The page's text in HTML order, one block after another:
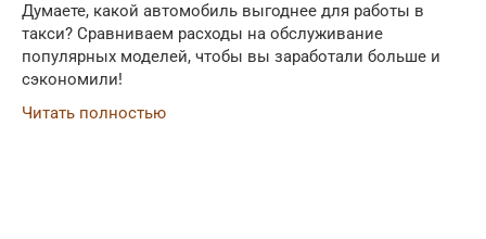
Думаете, какой автомобиль выгоднее для работы в
такси? Сравниваем расходы на обслуживание
популярных моделей, чтобы вы заработали больше и
сэкономили!
Читать полностью